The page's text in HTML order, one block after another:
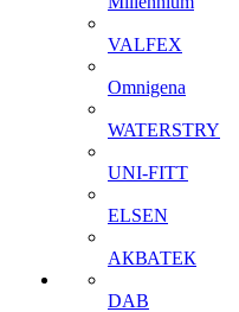
VALFEX
Omnigena
WATERSTRY
UNI-FITT
ELSEN
АКВАТЕК
DAB